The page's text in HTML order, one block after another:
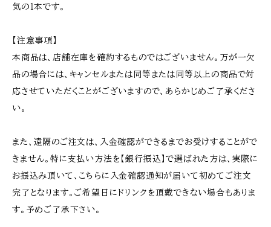
気の１本です。
【注意事項】
本商品は、店舗在庫を確約するものではございません。万が一欠
品の場合には、キャンセルまたは同等または同等以上の商品で対
応させていただくことがございますので、あらかじめご了承くださ
い。
また、遠隔のご注文は、入金確認ができるまでお受けすることがで
きません。特に支払い方法を【銀行振込】で選ばれた方は、実際に
お振込み頂いて、こちらに入金確認通知が届いて初めてご注文
完了となります。ご希望日にドリンクを頂戴できない場合もありま
す。予めご了承下さい。